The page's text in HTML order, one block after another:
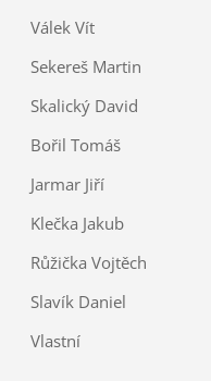
Válek Vít
Sekereš Martin
Skalický David
Bořil Tomáš
Jarmar Jiří
Klečka Jakub
Růžička Vojtěch
Slavík Daniel
Vlastní